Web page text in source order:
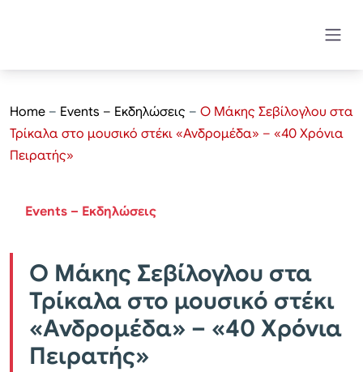
Home – Events – Εκδηλώσεις – Ο Μάκης Σεβίλογλου στα
Τρίκαλα στο μουσικό στέκι «Ανδρομέδα» – «40 Χρόνια
Πειρατής»
Events – Εκδηλώσεις
Ο Μάκης Σεβίλογλου στα
Τρίκαλα στο μουσικό στέκι
«Ανδρομέδα» – «40 Χρόνια
Πειρατής»